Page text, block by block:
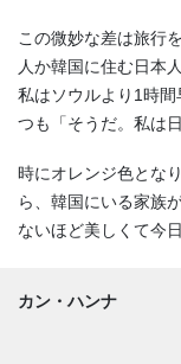
この微妙な差は旅行
人か韓国に住む日本
私はソウルより1時
つも「そうだ。私は
時にオレンジ色とな
ら、韓国にいる家族
ないほど美しくて今
カン・ハンナ